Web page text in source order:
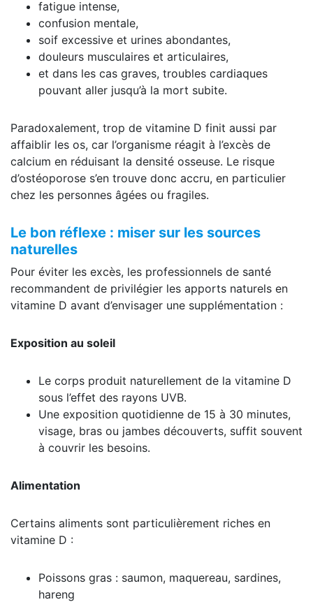
fatigue intense,
confusion mentale,
soif excessive et urines abondantes,
douleurs musculaires et articulaires,
et dans les cas graves, troubles cardiaques
pouvant aller jusqu’à la mort subite.
Paradoxalement, trop de vitamine D finit aussi par
affaiblir les os, car l’organisme réagit à l’excès de
calcium en réduisant la densité osseuse. Le risque
d’ostéoporose s’en trouve donc accru, en particulier
chez les personnes âgées ou fragiles.
Le bon réflexe : miser sur les sources
naturelles
Pour éviter les excès, les professionnels de santé
recommandent de privilégier les apports naturels en
vitamine D avant d’envisager une supplémentation :
Exposition au soleil
Le corps produit naturellement de la vitamine D
sous l’effet des rayons UVB.
Une exposition quotidienne de 15 à 30 minutes,
visage, bras ou jambes découverts, suffit souvent
à couvrir les besoins.
Alimentation
Certains aliments sont particulièrement riches en
vitamine D :
Poissons gras : saumon, maquereau, sardines,
hareng